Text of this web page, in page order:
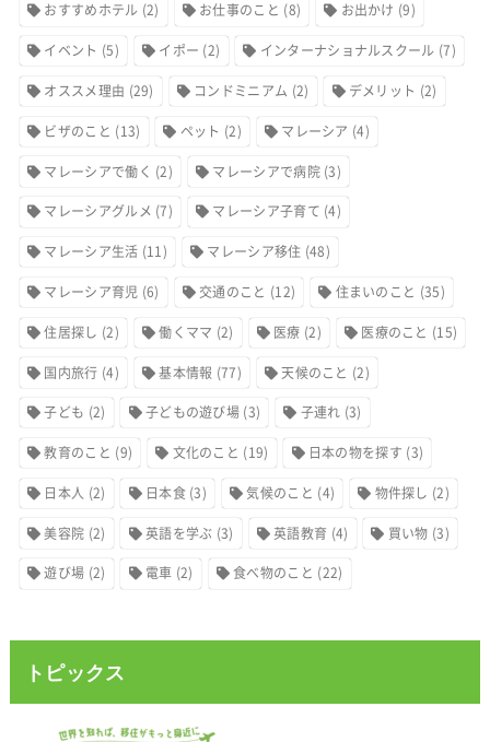
おすすめホテル (2) お仕事のこと (8) お出かけ (9)
イベント (5) イポー (2) インターナショナルスクール (7)
オススメ理由 (29) コンドミニアム (2) デメリット (2)
ビザのこと (13) ペット (2) マレーシア (4)
マレーシアで働く (2) マレーシアで病院(3)
マレーシアグルメ (7) マレーシア子育て (4)
マレーシア生活 (11) マレーシア移住 (48)
マレーシア育児 (6) 交通のこと (12) 住まいのこと (35)
住居探し (2) 働くママ (2) 医療 (2) 医療のこと (15)
国内旅行 (4) 基本情報 (77) 天候のこと (2)
子ども (2) 子どもの遊び場 (3) 子連れ (3)
教育のこと (9) 文化のこと (19) 日本の物を探す (3)
日本人 (2) 日本食(3) 気候のこと (4) 物件探し (2)
美容院 (2) 英語を学ぶ (3) 英語教育 (4) 買い物 (3)
遊び場 (2) 電車 (2) 食べ物のこと (22)
トピックス